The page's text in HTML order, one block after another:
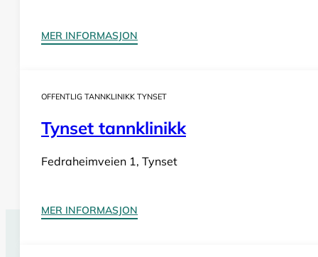
MER INFORMASJON
OFFENTLIG TANNKLINIKK TYNSET
Tynset tannklinikk
Fedraheimveien 1, Tynset
MER INFORMASJON